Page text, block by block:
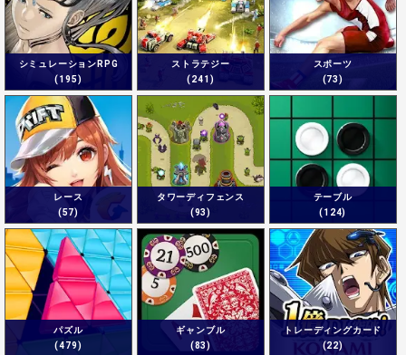
シミュレーションRPG
(195)
ストラテジー
(241)
スポーツ
(73)
レース
(57)
タワーディフェンス
(93)
テーブル
(124)
パズル
(479)
ギャンブル
(83)
トレーディングカード
(22)